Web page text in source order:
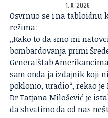
1. 8. 2026.
Osvrnuo se i na tabloidnu
režima:
„Kako to da smo mi
bombardovanja primi
Generalštab
sam onda ja izdajnik koji
poklonio, uradio“, rekao je
Dr Tatjana Milošević je
da shvatimo da od nas